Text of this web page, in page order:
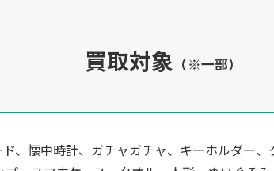
買取対象 （※一部）
、懐中時計、ガチャガチャ、キーホルダー、